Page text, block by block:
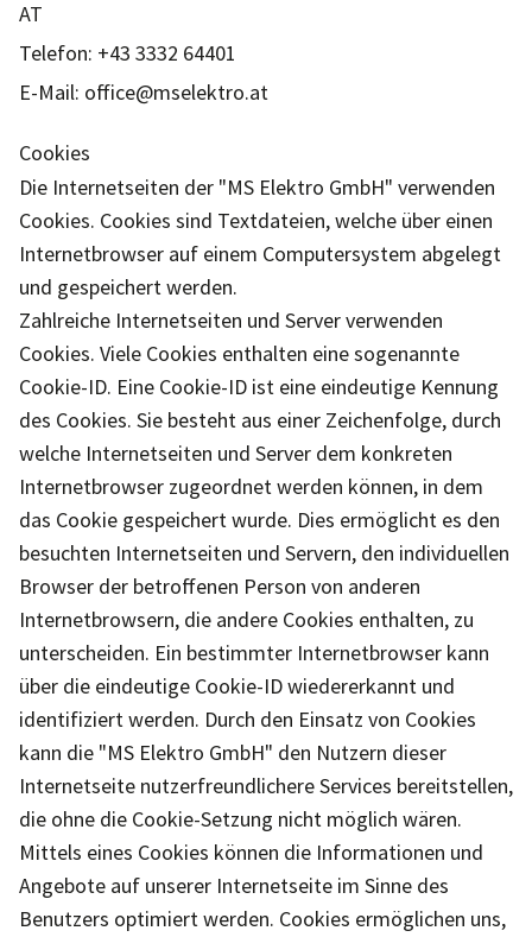
AT
Telefon: +43 3332 64401
E-Mail: office@mselektro.at
Cookies
Die Internetseiten der "MS Elektro GmbH" verwenden
Cookies. Cookies sind Textdateien, welche über einen
Internetbrowser auf einem Computersystem abgelegt
und gespeichert werden.
Zahlreiche Internetseiten und Server verwenden
Cookies. Viele Cookies enthalten eine sogenannte
Cookie-ID. Eine Cookie-ID ist eine eindeutige Kennung
des Cookies. Sie besteht aus einer Zeichenfolge, durch
welche Internetseiten und Server dem konkreten
Internetbrowser zugeordnet werden können, in dem
das Cookie gespeichert wurde. Dies ermöglicht es den
besuchten Internetseiten und Servern, den individuellen
Browser der betroffenen Person von anderen
Internetbrowsern, die andere Cookies enthalten, zu
unterscheiden. Ein bestimmter Internetbrowser kann
über die eindeutige Cookie-ID wiedererkannt und
identifiziert werden. Durch den Einsatz von Cookies
kann die "MS Elektro GmbH" den Nutzern dieser
Internetseite nutzerfreundlichere Services bereitstellen,
die ohne die Cookie-Setzung nicht möglich wären.
Mittels eines Cookies können die Informationen und
Angebote auf unserer Internetseite im Sinne des
Benutzers optimiert werden. Cookies ermöglichen uns,